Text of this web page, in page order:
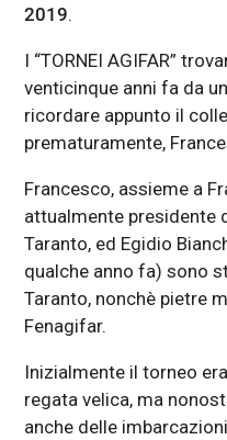
2019.
I “TORNEI AGIFAR”
venticinque anni fa da
ricordare appunto il
prematuramente,
Francesco, assieme a
attualmente presidente
Taranto, ed Egidio
qualche anno fa) sono
Taranto, nonchè pietre
Fenagifar.
Inizialmente il torneo
regata velica, ma
anche delle